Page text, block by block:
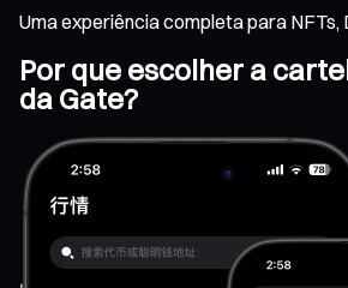
Uma experiência completa para NFTs,
Por que escolher a
da Gate?